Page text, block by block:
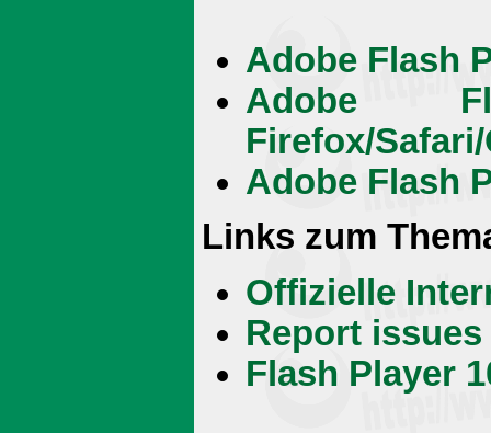
Adobe Flash
Adobe
Firefox/
Adobe Flash
Links zum
Offizielle
Report
Flash Player